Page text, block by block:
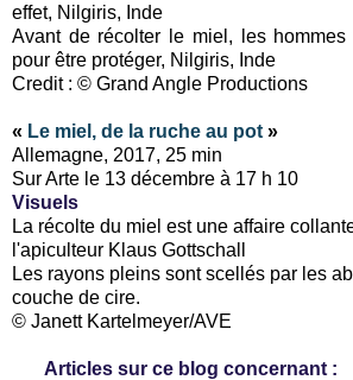
effet, Nilgiris, Inde
Avant de récolter le miel, les
pour être protéger, Nilgiris, Inde
Credit : © Grand Angle Productions
« Le miel, de la ruche au pot »
Allemagne, 2017, 25 min
Sur Arte le 13 décembre à 17 h 10
Visuels
La récolte du miel est une affaire
l'apiculteur Klaus Gottschall
Les rayons pleins sont scellés par les
couche de cire.
© Janett Kartelmeyer/AVE
Articles sur ce blog concernant :